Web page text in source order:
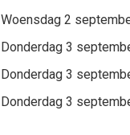
Woensdag 2
Donderdag 3
Donderdag 3
Donderdag 3